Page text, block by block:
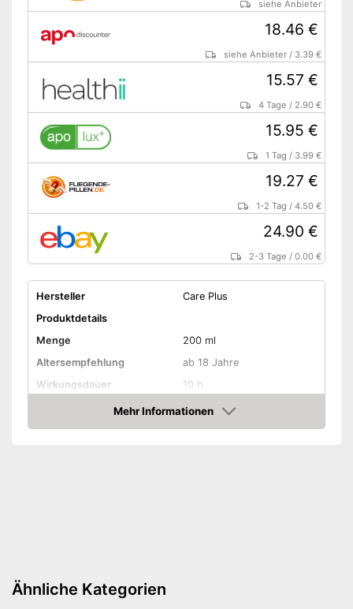
siehe Anbieter
18.46 €
siehe Anbieter / 3.39 €
15.57 €
4 Tage / 2.90 €
15.95 €
1 Tag / 3.99 €
19.27 €
1-2 Tag /4.50 €
24.90 €
2-3 Tage /0.00 €
Hersteller
Care Plus
Produktdetails
Menge
200 ml
Altersempfehlung
ab 18 Jahre
Wirkungsdauer
10 h
Schützt vor SonnenbrandMehr Informationen
Amazon
Ähnliche Kategorien